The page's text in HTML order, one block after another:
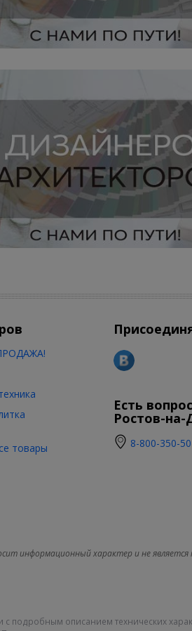
товары
Есть
Ростов-на-
8-800-350-
информационный характер и не
подробным описанием технических